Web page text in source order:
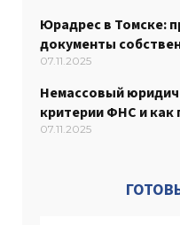
Юрадрес в Томске:
документы
07.11.2025
Немассовый
критерии ФНС и как
07.11.2025